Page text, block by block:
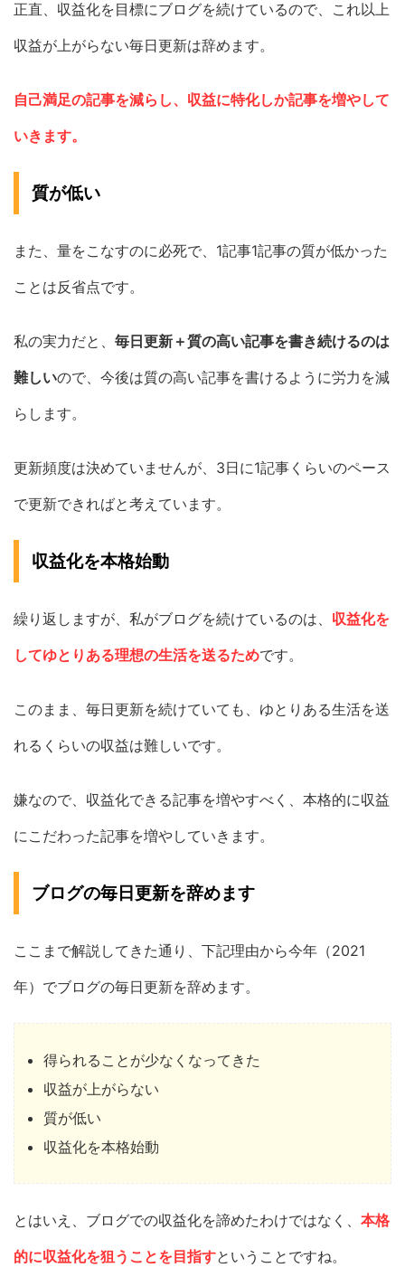
正直、収益化を目標にブログを続けているので、これ以上
収益が上がらない毎日更新は辞めます。
自己満足の記事を減らし、収益に特化しか記事を増やして
いきます。
質が低い
また、量をこなすのに必死で、1記事1記事の質が低かった
ことは反省点です。
私の実力だと、 毎日更新＋質の高い記事を書き続けるのは
難しいので、今後は質の高い記事を書けるように労力を減
らします。
更新頻度は決めていませんが、3日に1記事くらいのペース
で更新できればと考えています。
収益化を本格始動
繰り返しますが、私がブログを続けているのは、 収益化を
してゆとりある理想の生活を送るためです。
このまま、毎日更新を続けていても、ゆとりある生活を送
れるくらいの収益は難しいです。
嫌なので、収益化できる記事を増やすべく、本格的に収益
にこだわった記事を増やしていきます。
ブログの毎日更新を辞めます
ここまで解説してきた通り、下記理由から今年（2021
年）でブログの毎日更新を辞めます。
得られることが少なくなってきた
収益が上がらない
質が低い
収益化を本格始動
とはいえ、ブログでの収益化を諦めたわけではなく、 本格
的に収益化を狙うことを目指すということですね。